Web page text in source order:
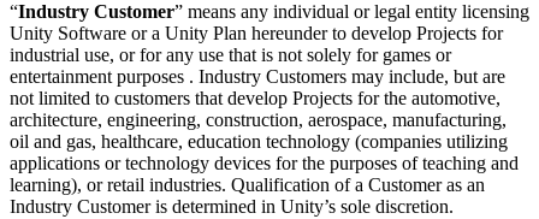
“Industry Customer” means any individual or legal entity licensing
Unity Software or a Unity Plan hereunder to develop Projects for
industrial use, or for any use that is not solely for games or
entertainment purposes . Industry Customers may include, but are
not limited to customers that develop Projects for the automotive,
architecture, engineering, construction, aerospace, manufacturing,
oil and gas, healthcare, education technology (companies utilizing
applications or technology devices for the purposes of teaching and
learning), or retail industries. Qualification of a Customer as an
Industry Customer is determined in Unity’s sole discretion.